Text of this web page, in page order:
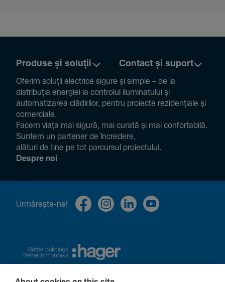
Produse și soluții Contact și suport
Oferim soluții electrice sigure și simple – de la
distribuția energiei la controlul ilumi­na­tului și
auto­ma­ti­zarea clădi­rilor, pentru proiecte rezi­den­țiale și
comer­ciale.
Facem viața mai sigură, mai curată și mai confor­ta­bilă.
Suntem un partener de încre­dere,
alături de tine pe tot parcursul proiec­tului.
Despre noi
Urmă­rește-ne!